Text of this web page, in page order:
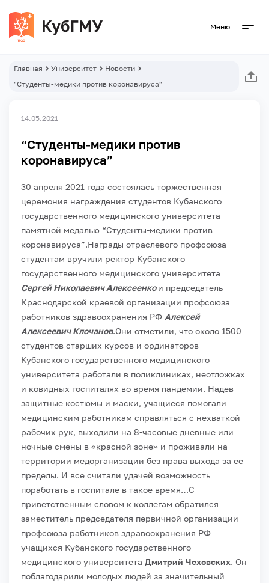
Меню
Главная Университет
Новости
"Студенты-медики против коронавируса"
14.05.2021
“Студенты-медики против
коронавируса”
30 апреля 2021 года состоялась торжественная
церемония награждения студентов Кубанского
государственного медицинского университета
памятной медалью “Студенты-медики против
коронавируса”.Награды отраслевого профсоюза
студентам вручили ректор Кубанского
государственного медицинского университета
Сергей Николаевич Алексеенкои председатель
Краснодарской краевой организации профсоюза
работников здравоохранения РФ Алексей
Алексеевич Клочанов.Они отметили, что около 1500
студентов старших курсов и ординаторов
Кубанского государственного медицинского
университета работали в поликлиниках, неотложках
и ковидных госпиталях во время пандемии. Надев
защитные костюмы и маски, учащиеся помогали
медицинским работникам справляться с нехваткой
рабочих рук, выходили на 8-часовые дневные или
ночные смены в «красной зоне» и проживали на
территории медорганизации без права выхода за ее
пределы. И все считали удачей возможность
поработать в госпитале в такое время…С
приветственным словом к коллегам обратился
заместитель председателя первичной организации
профсоюза работников здравоохранения РФ
учащихся Кубанского государственного
медицинского университета Дмитрий Чеховских. Он
поблагодарили молодых людей за значительный